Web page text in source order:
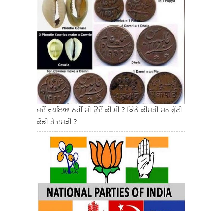
ਜਦੋਂ ਰੁਪਇਆ ਨਹੀਂ ਸੀ ਉਦੋਂ ਕੀ ਸੀ ? ਕਿੰਨੇ ਕੀਮਤੀ ਸਨ ਫੁੱਟੀ
ਕੌਡੀ ਤੇ ਦਮੜੀ ?